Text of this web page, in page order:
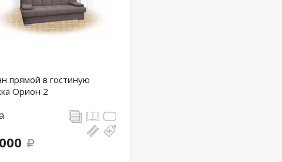
прямой в гостиную
Орион 2